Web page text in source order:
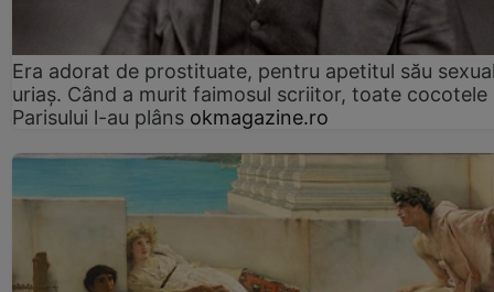
Era adorat de prostituate, pentru apetitul său
uriaș. Când a murit faimosul scriitor, toate cocotele
Parisului l-au plâns okmagazine.ro